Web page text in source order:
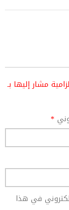
مشار إليها بـ
*
في هذا